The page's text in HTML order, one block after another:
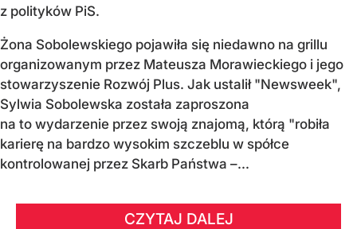
z polityków PiS.
Żona Sobolewskiego pojawiła się niedawno na grillu
organizowanym przez Mateusza Morawieckiego i jego
stowarzyszenie Rozwój Plus. Jak ustalił "Newsweek",
Sylwia Sobolewska została zaproszona
na to wydarzenie przez swoją znajomą, którą "robiła
karierę na bardzo wysokim szczeblu w spółce
kontrolowanej przez Skarb Państwa –...
CZYTAJ DALEJ